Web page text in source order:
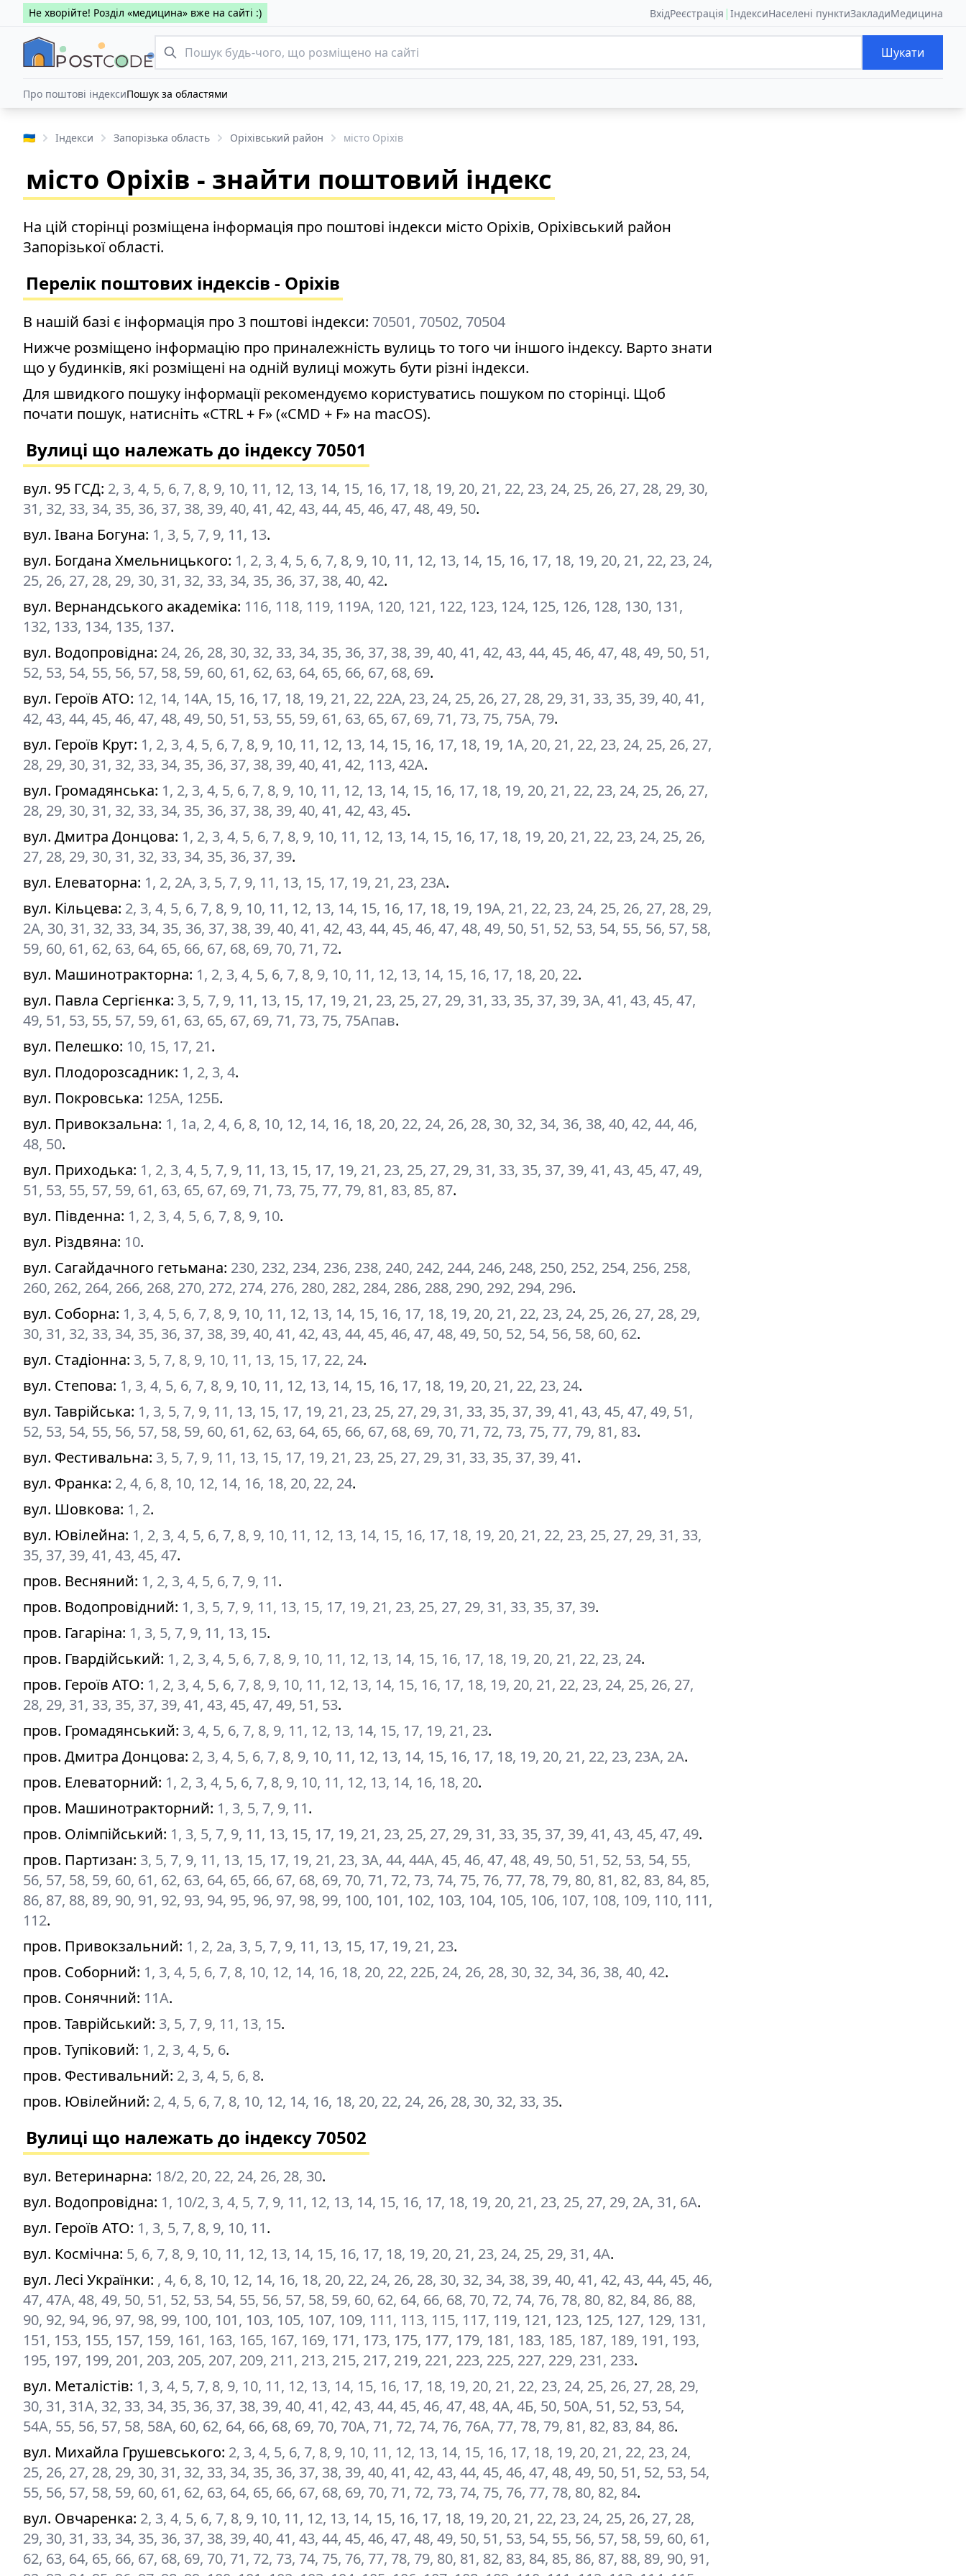
Не хворійте! Розділ «медицина» вже на сайті :) ВхідРеєстрація | ІндексиНаселені пунктиЗакладиМедицина
Шукати
Про поштові індексиПошук за областями
🇺🇦 Індекси Запорізька область Оріхівський район місто Оріхів
місто Оріхів - знайти поштовий індекс
На цій сторінці розміщена інформація про поштові індекси місто Оріхів, Оріхівський район
Запорізької області.
Перелік поштових індексів - Оріхів
В нашій базі є інформація про 3 поштові індекси: 70501, 70502, 70504
Нижче розміщено інформацію про приналежність вулиць то того чи іншого індексу. Варто знати
що у будинків, які розміщені на одній вулиці можуть бути різні індекси.
Для швидкого пошуку інформації рекомендуємо користуватись пошуком по сторінці. Щоб
почати пошук, натисніть «CTRL + F» («CMD + F» на macOS).
Вулиці що належать до індексу 70501
вул. 95 ГСД: 2, 3, 4, 5, 6, 7, 8, 9, 10, 11, 12, 13, 14, 15, 16, 17, 18, 19, 20, 21, 22, 23, 24, 25, 26, 27, 28, 29, 30,
31, 32, 33, 34, 35, 36, 37, 38, 39, 40, 41, 42, 43, 44, 45, 46, 47, 48, 49, 50.
вул. Івана Богуна: 1, 3, 5, 7, 9, 11, 13.
вул. Богдана Хмельницького: 1, 2, 3, 4, 5, 6, 7, 8, 9, 10, 11, 12, 13, 14, 15, 16, 17, 18, 19, 20, 21, 22, 23, 24,
25, 26, 27, 28, 29, 30, 31, 32, 33, 34, 35, 36, 37, 38, 40, 42.
вул. Вернандського академіка: 116, 118, 119, 119А, 120, 121, 122, 123, 124, 125, 126, 128, 130, 131,
132, 133, 134, 135, 137.
вул. Водопровідна: 24, 26, 28, 30, 32, 33, 34, 35, 36, 37, 38, 39, 40, 41, 42, 43, 44, 45, 46, 47, 48, 49, 50, 51,
52, 53, 54, 55, 56, 57, 58, 59, 60, 61, 62, 63, 64, 65, 66, 67, 68, 69.
вул. Героїв АТО: 12, 14, 14А, 15, 16, 17, 18, 19, 21, 22, 22А, 23, 24, 25, 26, 27, 28, 29, 31, 33, 35, 39, 40, 41,
42, 43, 44, 45, 46, 47, 48, 49, 50, 51, 53, 55, 59, 61, 63, 65, 67, 69, 71, 73, 75, 75А, 79.
вул. Героїв Крут: 1, 2, 3, 4, 5, 6, 7, 8, 9, 10, 11, 12, 13, 14, 15, 16, 17, 18, 19, 1А, 20, 21, 22, 23, 24, 25, 26, 27,
28, 29, 30, 31, 32, 33, 34, 35, 36, 37, 38, 39, 40, 41, 42, 113, 42А.
вул. Громадянська: 1, 2, 3, 4, 5, 6, 7, 8, 9, 10, 11, 12, 13, 14, 15, 16, 17, 18, 19, 20, 21, 22, 23, 24, 25, 26, 27,
28, 29, 30, 31, 32, 33, 34, 35, 36, 37, 38, 39, 40, 41, 42, 43, 45.
вул. Дмитра Донцова: 1, 2, 3, 4, 5, 6, 7, 8, 9, 10, 11, 12, 13, 14, 15, 16, 17, 18, 19, 20, 21, 22, 23, 24, 25, 26,
27, 28, 29, 30, 31, 32, 33, 34, 35, 36, 37, 39.
вул. Елеваторна: 1, 2, 2А, 3, 5, 7, 9, 11, 13, 15, 17, 19, 21, 23, 23А.
вул. Кільцева: 2, 3, 4, 5, 6, 7, 8, 9, 10, 11, 12, 13, 14, 15, 16, 17, 18, 19, 19А, 21, 22, 23, 24, 25, 26, 27, 28, 29,
2А, 30, 31, 32, 33, 34, 35, 36, 37, 38, 39, 40, 41, 42, 43, 44, 45, 46, 47, 48, 49, 50, 51, 52, 53, 54, 55, 56, 57, 58,
59, 60, 61, 62, 63, 64, 65, 66, 67, 68, 69, 70, 71, 72.
вул. Машинотракторна: 1, 2, 3, 4, 5, 6, 7, 8, 9, 10, 11, 12, 13, 14, 15, 16, 17, 18, 20, 22.
вул. Павла Сергієнка: 3, 5, 7, 9, 11, 13, 15, 17, 19, 21, 23, 25, 27, 29, 31, 33, 35, 37, 39, 3А, 41, 43, 45, 47,
49, 51, 53, 55, 57, 59, 61, 63, 65, 67, 69, 71, 73, 75, 75Апав.
вул. Пелешко: 10, 15, 17, 21.
вул. Плодорозсадник: 1, 2, 3, 4.
вул. Покровська: 125А, 125Б.
вул. Привокзальна: 1, 1а, 2, 4, 6, 8, 10, 12, 14, 16, 18, 20, 22, 24, 26, 28, 30, 32, 34, 36, 38, 40, 42, 44, 46,
48, 50.
вул. Приходька: 1, 2, 3, 4, 5, 7, 9, 11, 13, 15, 17, 19, 21, 23, 25, 27, 29, 31, 33, 35, 37, 39, 41, 43, 45, 47, 49,
51, 53, 55, 57, 59, 61, 63, 65, 67, 69, 71, 73, 75, 77, 79, 81, 83, 85, 87.
вул. Південна: 1, 2, 3, 4, 5, 6, 7, 8, 9, 10.
вул. Різдвяна: 10.
вул. Сагайдачного гетьмана: 230, 232, 234, 236, 238, 240, 242, 244, 246, 248, 250, 252, 254, 256, 258,
260, 262, 264, 266, 268, 270, 272, 274, 276, 280, 282, 284, 286, 288, 290, 292, 294, 296.
вул. Соборна: 1, 3, 4, 5, 6, 7, 8, 9, 10, 11, 12, 13, 14, 15, 16, 17, 18, 19, 20, 21, 22, 23, 24, 25, 26, 27, 28, 29,
30, 31, 32, 33, 34, 35, 36, 37, 38, 39, 40, 41, 42, 43, 44, 45, 46, 47, 48, 49, 50, 52, 54, 56, 58, 60, 62.
вул. Стадіонна: 3, 5, 7, 8, 9, 10, 11, 13, 15, 17, 22, 24.
вул. Степова: 1, 3, 4, 5, 6, 7, 8, 9, 10, 11, 12, 13, 14, 15, 16, 17, 18, 19, 20, 21, 22, 23, 24.
вул. Таврійська: 1, 3, 5, 7, 9, 11, 13, 15, 17, 19, 21, 23, 25, 27, 29, 31, 33, 35, 37, 39, 41, 43, 45, 47, 49, 51,
52, 53, 54, 55, 56, 57, 58, 59, 60, 61, 62, 63, 64, 65, 66, 67, 68, 69, 70, 71, 72, 73, 75, 77, 79, 81, 83.
вул. Фестивальна: 3, 5, 7, 9, 11, 13, 15, 17, 19, 21, 23, 25, 27, 29, 31, 33, 35, 37, 39, 41.
вул. Франка: 2, 4, 6, 8, 10, 12, 14, 16, 18, 20, 22, 24.
вул. Шовкова: 1, 2.
вул. Ювілейна: 1, 2, 3, 4, 5, 6, 7, 8, 9, 10, 11, 12, 13, 14, 15, 16, 17, 18, 19, 20, 21, 22, 23, 25, 27, 29, 31, 33,
35, 37, 39, 41, 43, 45, 47.
пров. Весняний: 1, 2, 3, 4, 5, 6, 7, 9, 11.
пров. Водопровідний: 1, 3, 5, 7, 9, 11, 13, 15, 17, 19, 21, 23, 25, 27, 29, 31, 33, 35, 37, 39.
пров. Гагаріна: 1, 3, 5, 7, 9, 11, 13, 15.
пров. Гвардійський: 1, 2, 3, 4, 5, 6, 7, 8, 9, 10, 11, 12, 13, 14, 15, 16, 17, 18, 19, 20, 21, 22, 23, 24.
пров. Героїв АТО: 1, 2, 3, 4, 5, 6, 7, 8, 9, 10, 11, 12, 13, 14, 15, 16, 17, 18, 19, 20, 21, 22, 23, 24, 25, 26, 27,
28, 29, 31, 33, 35, 37, 39, 41, 43, 45, 47, 49, 51, 53.
пров. Громадянський: 3, 4, 5, 6, 7, 8, 9, 11, 12, 13, 14, 15, 17, 19, 21, 23.
пров. Дмитра Донцова: 2, 3, 4, 5, 6, 7, 8, 9, 10, 11, 12, 13, 14, 15, 16, 17, 18, 19, 20, 21, 22, 23, 23А, 2А.
пров. Елеваторний: 1, 2, 3, 4, 5, 6, 7, 8, 9, 10, 11, 12, 13, 14, 16, 18, 20.
пров. Машинотракторний: 1, 3, 5, 7, 9, 11.
пров. Олімпійський: 1, 3, 5, 7, 9, 11, 13, 15, 17, 19, 21, 23, 25, 27, 29, 31, 33, 35, 37, 39, 41, 43, 45, 47, 49.
пров. Партизан: 3, 5, 7, 9, 11, 13, 15, 17, 19, 21, 23, 3А, 44, 44А, 45, 46, 47, 48, 49, 50, 51, 52, 53, 54, 55,
56, 57, 58, 59, 60, 61, 62, 63, 64, 65, 66, 67, 68, 69, 70, 71, 72, 73, 74, 75, 76, 77, 78, 79, 80, 81, 82, 83, 84, 85,
86, 87, 88, 89, 90, 91, 92, 93, 94, 95, 96, 97, 98, 99, 100, 101, 102, 103, 104, 105, 106, 107, 108, 109, 110, 111,
112.
пров. Привокзальний: 1, 2, 2а, 3, 5, 7, 9, 11, 13, 15, 17, 19, 21, 23.
пров. Соборний: 1, 3, 4, 5, 6, 7, 8, 10, 12, 14, 16, 18, 20, 22, 22Б, 24, 26, 28, 30, 32, 34, 36, 38, 40, 42.
пров. Сонячний: 11А.
пров. Таврійський: 3, 5, 7, 9, 11, 13, 15.
пров. Тупіковий: 1, 2, 3, 4, 5, 6.
пров. Фестивальний: 2, 3, 4, 5, 6, 8.
пров. Ювілейний: 2, 4, 5, 6, 7, 8, 10, 12, 14, 16, 18, 20, 22, 24, 26, 28, 30, 32, 33, 35.
Вулиці що належать до індексу 70502
вул. Ветеринарна: 18/2, 20, 22, 24, 26, 28, 30.
вул. Водопровідна: 1, 10/2, 3, 4, 5, 7, 9, 11, 12, 13, 14, 15, 16, 17, 18, 19, 20, 21, 23, 25, 27, 29, 2А, 31, 6А.
вул. Героїв АТО: 1, 3, 5, 7, 8, 9, 10, 11.
вул. Космічна: 5, 6, 7, 8, 9, 10, 11, 12, 13, 14, 15, 16, 17, 18, 19, 20, 21, 23, 24, 25, 29, 31, 4А.
вул. Лесі Українки: , 4, 6, 8, 10, 12, 14, 16, 18, 20, 22, 24, 26, 28, 30, 32, 34, 38, 39, 40, 41, 42, 43, 44, 45, 46,
47, 47А, 48, 49, 50, 51, 52, 53, 54, 55, 56, 57, 58, 59, 60, 62, 64, 66, 68, 70, 72, 74, 76, 78, 80, 82, 84, 86, 88,
90, 92, 94, 96, 97, 98, 99, 100, 101, 103, 105, 107, 109, 111, 113, 115, 117, 119, 121, 123, 125, 127, 129, 131,
151, 153, 155, 157, 159, 161, 163, 165, 167, 169, 171, 173, 175, 177, 179, 181, 183, 185, 187, 189, 191, 193,
195, 197, 199, 201, 203, 205, 207, 209, 211, 213, 215, 217, 219, 221, 223, 225, 227, 229, 231, 233.
вул. Металістів: 1, 3, 4, 5, 7, 8, 9, 10, 11, 12, 13, 14, 15, 16, 17, 18, 19, 20, 21, 22, 23, 24, 25, 26, 27, 28, 29,
30, 31, 31А, 32, 33, 34, 35, 36, 37, 38, 39, 40, 41, 42, 43, 44, 45, 46, 47, 48, 4А, 4Б, 50, 50А, 51, 52, 53, 54,
54А, 55, 56, 57, 58, 58А, 60, 62, 64, 66, 68, 69, 70, 70А, 71, 72, 74, 76, 76А, 77, 78, 79, 81, 82, 83, 84, 86.
вул. Михайла Грушевського: 2, 3, 4, 5, 6, 7, 8, 9, 10, 11, 12, 13, 14, 15, 16, 17, 18, 19, 20, 21, 22, 23, 24,
25, 26, 27, 28, 29, 30, 31, 32, 33, 34, 35, 36, 37, 38, 39, 40, 41, 42, 43, 44, 45, 46, 47, 48, 49, 50, 51, 52, 53, 54,
55, 56, 57, 58, 59, 60, 61, 62, 63, 64, 65, 66, 67, 68, 69, 70, 71, 72, 73, 74, 75, 76, 77, 78, 80, 82, 84.
вул. Овчаренка: 2, 3, 4, 5, 6, 7, 8, 9, 10, 11, 12, 13, 14, 15, 16, 17, 18, 19, 20, 21, 22, 23, 24, 25, 26, 27, 28,
29, 30, 31, 33, 34, 35, 36, 37, 38, 39, 40, 41, 43, 44, 45, 46, 47, 48, 49, 50, 51, 53, 54, 55, 56, 57, 58, 59, 60, 61,
62, 63, 64, 65, 66, 67, 68, 69, 70, 71, 72, 73, 74, 75, 76, 77, 78, 79, 80, 81, 82, 83, 84, 85, 86, 87, 88, 89, 90, 91,